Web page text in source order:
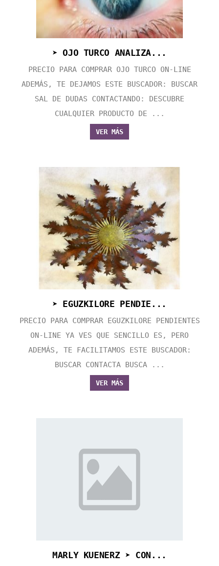
➤ OJO TURCO ANALIZA...
PRECIO PARA COMPRAR OJO TURCO ON-LINE
ADEMÁS, TE DEJAMOS ESTE BUSCADOR: BUSCAR
SAL DE DUDAS CONTACTANDO: DESCUBRE
CUALQUIER PRODUCTO DE ...
VER MÁS
➤ EGUZKILORE PENDIE...
PRECIO PARA COMPRAR EGUZKILORE PENDIENTES
ON-LINE YA VES QUE SENCILLO ES, PERO
ADEMÁS, TE FACILITAMOS ESTE BUSCADOR:
BUSCAR CONTACTA BUSCA ...
VER MÁS
MARLY KUENERZ ➤ CON...